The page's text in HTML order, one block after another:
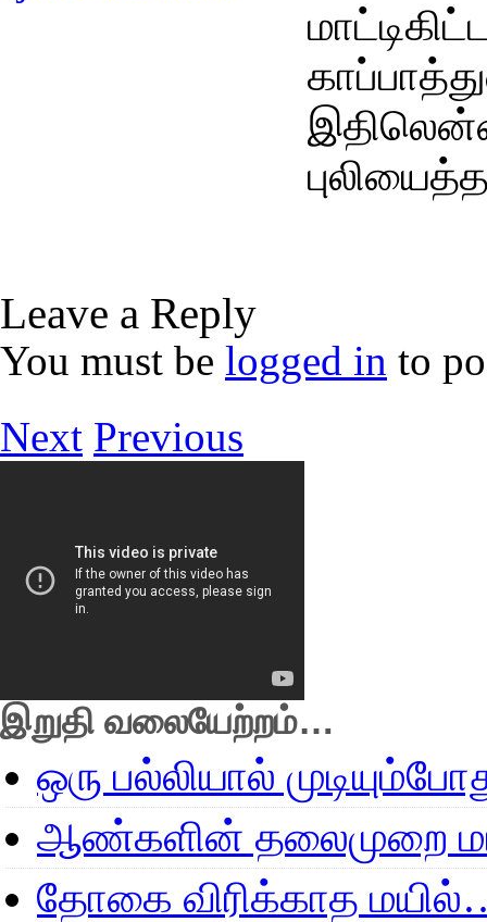
Leave a Reply
You must be logged in to
Next Previous
இறுதி வலையேற்றம்…
ஒரு பல்லியால்
ஆண்களின் தலைமுறை
தோகை விரிக்காத